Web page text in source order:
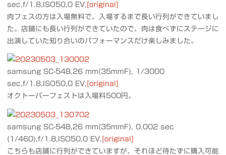
sec,f/1.8,ISO50,0 EV, [original]
肉フェスの方は入場無料で、入場するまで長い行列ができていまし
た。店舗にも長い行列ができていたので、肉は食べずにステージに
出演していた知り合いのパフォーマンスだけ楽しみました。
samsung SC-54B,26 mm(35mmF), 1/3000
sec,f/1.8,ISO50,0 EV, [original]
オクトーバーフェストは入場料500円。
samsung SC-54B,26 mm(35mmF), 0.002 sec
(1/460),f/1.8,ISO50,0 EV, [original]
こちらも店舗に行列ができていますが、それほど待たずに購入可能